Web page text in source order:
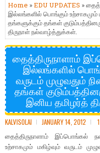
Home »EDU UPDATES »
இல்லங்களில் பொங்கும் உற்சாகமும்
தங்களுக்கும் தங்கள்
திருநாள் நல்வாழ்த்துக்கள்.
தைத்திருநாளாம்
இல்லங்களில்
வருடம் முழுவதும்
தங்கள்
இனிய தமிழர்த்
KALVISOLAI JANUARY 14, 2012
தைத்திருநாளாம் இப்பொங்கல்
உற்சாகமும் மகிழ்வும் வருடம்